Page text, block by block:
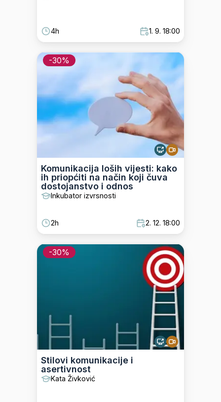
4h 1. 9. 18:00
-30%
Komunikacija loših vijesti: kako
ih priopćiti na način koji čuva
dostojanstvo i odnos
Inkubator izvrsnosti
2h 2. 12. 18:00
-30%
Stilovi komunikacije i
asertivnost
Kata Živković